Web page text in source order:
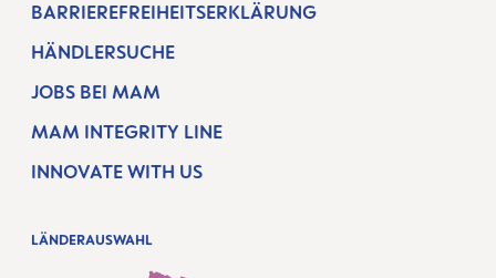
BARRIEREFREIHEITSERKLÄRUNG
HÄNDLERSUCHE
JOBS BEI MAM
MAM INTEGRITY LINE
INNOVATE WITH US
LÄNDERAUSWAHL